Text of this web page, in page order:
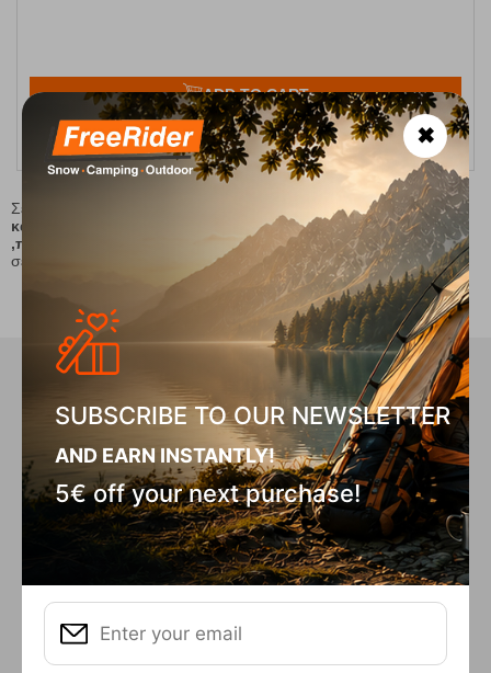
ADD TO CART
Σε μας θα βρείτε ποικιλία από ορειβατικά παπούτσιαπαντός
καιρού
χρήσεων . Μποτάκια ορειβατικά
,παπούτσια ορεινού τρεξίματος και παπούτσια αναρρίχησης
σε ασυναγώνιστες
Did you know that in our store we
have...
INTEREST FREE
INSTALLMENTS
For purchases over €50
✖
SUBSCRIBE TO OUR NEWSLETTER
AND EARN INSTANTLY!
5€ off your next purchase!